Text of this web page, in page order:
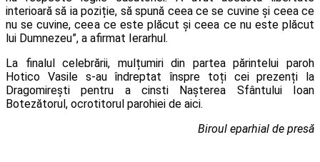
interioară să ia poziție, să spună ceea ce se cuvine și ceea ce
nu se cuvine, ceea ce este plăcut și ceea ce nu este plăcut
lui Dumnezeu”, a afirmat Ierarhul.
La finalul celebrării, mulțumiri din partea părintelui paroh
Hotico Vasile s-au îndreptat înspre toți cei prezenți la
Dragomirești pentru a cinsti Nașterea Sfântului Ioan
Botezătorul, ocrotitorul parohiei de aici.
Biroul eparhial de presă